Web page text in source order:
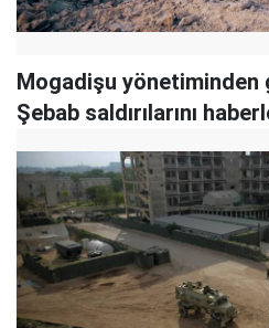
Mogadişu yönetiminden
Şebab saldırılarını